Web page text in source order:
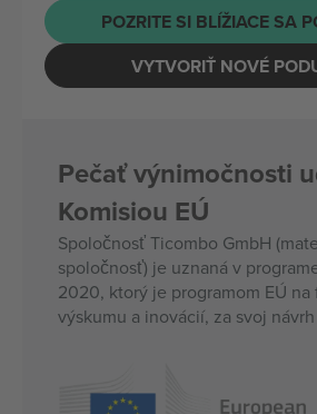
POZRITE SI BLÍŽIACE SA
VYTVORIŤ NOVÉ
Pečať výnimočnosti
Komisiou EÚ
Spoločnosť Ticombo GmbH
spoločnosť) je uznaná v
2020, ktorý je programom EÚ
výskumu a inovácií, za svoj